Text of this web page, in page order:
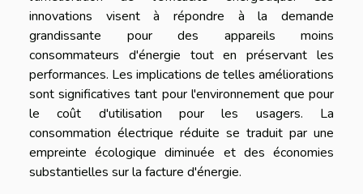
innovations visent à répondre à la demande
grandissante pour des appareils moins
consommateurs d'énergie tout en préservant les
performances. Les implications de telles améliorations
sont significatives tant pour l'environnement que pour
le coût d'utilisation pour les usagers. La
consommation électrique réduite se traduit par une
empreinte écologique diminuée et des économies
substantielles sur la facture d'énergie.